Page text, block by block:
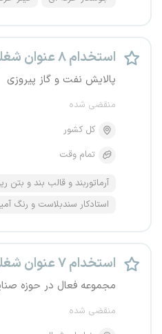
استخدام ۸ عنوان شغلی
پالایش نفت و گاز پیروزی
منقضی شده
کل کشور
تمام وقت
آرماتوربند و قالب بند و بتن
استادکار سندبلاست و رنگ
استخدام ۷ عنوان شغلی
مجموعه فعال در حوزه
منقضی شده